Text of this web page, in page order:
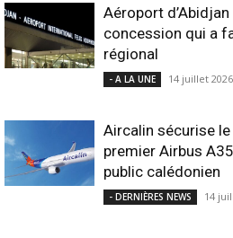
Aéroport d’Abidjan
concession qui a
régional
- A LA UNE 14 juillet 2026
Aircalin sécurise
premier Airbus
public calédonien
- DERNIÈRES NEWS 14